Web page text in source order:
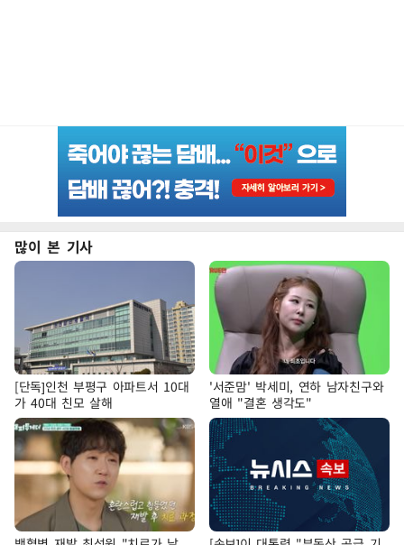
많이 본 기사
[단독]인천 부평구 아파트서 10대
가 40대 친모 살해
'서준맘' 박세미, 연하 남자친구와
열애 "결혼 생각도"